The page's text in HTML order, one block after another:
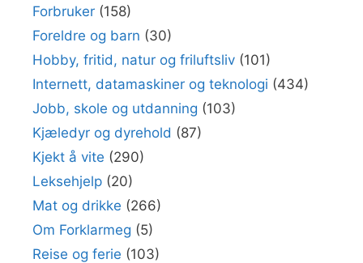
Forbruker (158)
Foreldre og barn (30)
Hobby, fritid, natur og friluftsliv (101)
Internett, datamaskiner og teknologi (434)
Jobb, skole og utdanning (103)
Kjæledyr og dyrehold (87)
Kjekt å vite (290)
Leksehjelp (20)
Mat og drikke (266)
Om Forklarmeg (5)
Reise og ferie (103)